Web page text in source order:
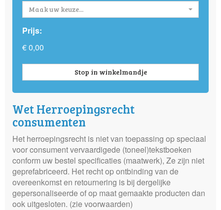
Maak uw keuze...
Prijs:
€ 0,00
Stop in winkelmandje
Wet Herroepingsrecht
consumenten
Het herroepingsrecht is niet van toepassing op speciaal
voor consument vervaardigede (toneel)tekstboeken
conform uw bestel specificaties (maatwerk), Ze zijn niet
geprefabriceerd. Het recht op ontbinding van de
overeenkomst en retournering is bij dergelijke
gepersonaliseerde of op maat gemaakte producten dan
ook uitgesloten. (zie voorwaarden)